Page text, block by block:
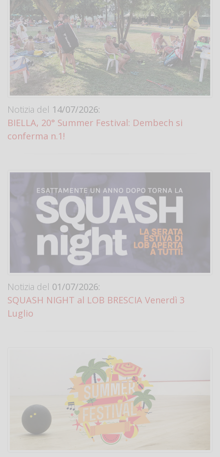
Notizia del 14/07/2026:
BIELLA, 20° Summer Festival: Dembech si
conferma n.1!
Notizia del 01/07/2026:
SQUASH NIGHT al LOB BRESCIA Venerdì 3
Luglio